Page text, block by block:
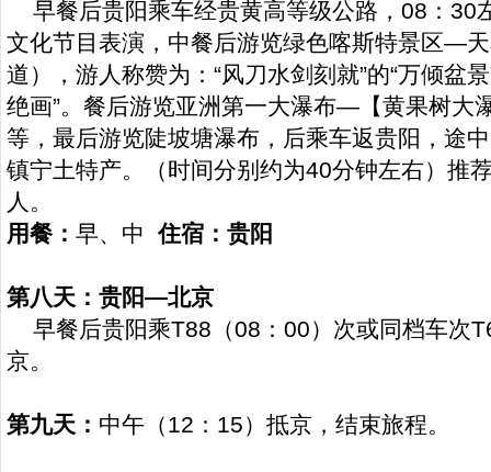
早餐后贵阳乘车经贵黄高等级公路，08：30
文化节目表演，中餐后游览绿色喀斯特景区—
道），游人称赞为：“风刀水剑刻就”的“万倾盆
绝画”。餐后游览亚洲第一大瀑布—【黄果树大
等，最后游览陡坡塘瀑布，后乘车返贵阳，途
镇宁土特产。（时间分别约为40分钟左右）推
人。
用餐： 早、中住宿：贵阳
第八天：贵阳—北京
早餐后贵阳乘T88（08：00）次或同档车次
京。
第九天： 中午（12：15）抵京，结束旅程。